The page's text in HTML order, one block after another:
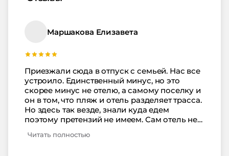
Маршакова Елизавета
Приезжали сюда в отпуск с семьей. Нас все
устроило. Единственный минус, но это
скорее минус не отелю, а самому поселку и
он в том, что пляж и отель разделяет трасса.
Но здесь так везде, знали куда едем
поэтому претензий не имеем. Сам отель не
Пляж чистый, ходить по нему можно
Читать полностью